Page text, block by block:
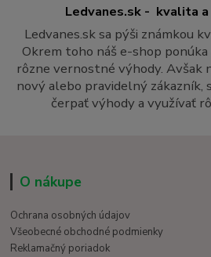
Ledvanes.sk - kvalita
Ledvanes.sk sa pýši známkou
Okrem toho náš e-shop ponúka
rôzne vernostné výhody. Avšak
nový alebo pravidelný zákazník,
čerpať výhody a využívať
O nákupe
Ochrana osobných údajov
Všeobecné obchodné podmienky
Reklamačný poriadok